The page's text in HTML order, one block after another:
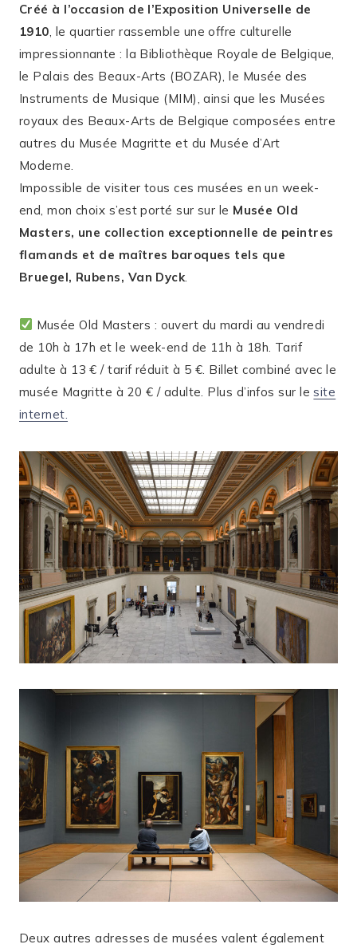
Créé à l’occasion de l’Exposition Universelle de
1910 , le quartier rassemble une offre culturelle
impressionnante : la Bibliothèque Royale de Belgique,
le Palais des Beaux-Arts (BOZAR), le Musée des
Instruments de Musique (MIM), ainsi que les Musées
royaux des Beaux-Arts de Belgique composées entre
autres du Musée Magritte et du Musée d’Art
Moderne.
Impossible de visiter tous ces musées en un week-
end, mon choix s’est porté sur sur le Musée Old
Masters, une collection exceptionnelle de peintres
flamands et de maîtres baroques tels que
Bruegel, Rubens, Van Dyck
Musée Old Masters : ouvert du mardi au vendredi
de 10h à 17h et le week-end de 11h à 18h. Tarif
adulte à 13 € / tarif réduit à 5 €. Billet combiné avec le
musée Magritte à 20 € / adulte. Plus d’infos sur lesite
internet.
Deux autres adresses de musées valent également